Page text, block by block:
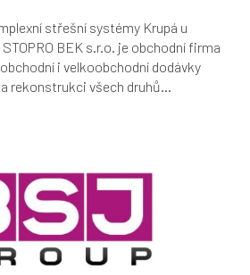
střešní systémy Krupá u
BEK s.r.o. je obchodní firma
i velkoobchodní dodávky
rekonstrukci všech druhů...